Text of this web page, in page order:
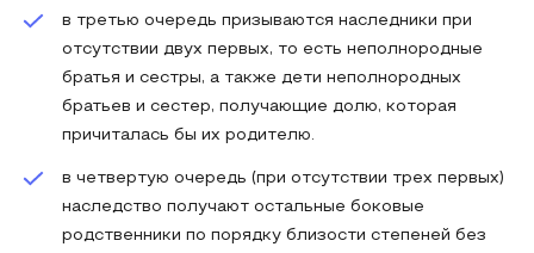
в третью очередь призываются наследники при
отсутствии двух первых, то есть неполнородные
братья и сестры, а также дети неполнородных
братьев и сестер, получающие долю, которая
причиталась бы их родителю.
в четвертую очередь (при отсутствии трех первых)
наследство получают остальные боковые
родственники по порядку близости степеней без